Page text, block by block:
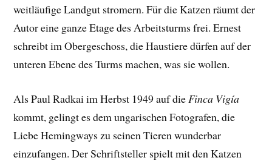
weitläufige Landgut stromern. Für die Katzen räumt der
Autor eine ganze Etage des Arbeitsturms frei. Ernest
schreibt im Obergeschoss, die Haustiere dürfen auf der
unteren Ebene des Turms machen, was sie wollen.
Als Paul Radkai im Herbst 1949 auf die Finca Vigía
kommt, gelingt es dem ungarischen Fotografen, die
Liebe Hemingways zu seinen Tieren wunderbar
einzufangen. DerSchriftsteller spielt mit den Katzen